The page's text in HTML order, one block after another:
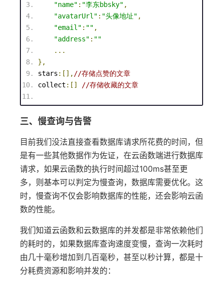
"name" : "李东bbsky" ,
"avatarUrl" : "头像地址" ,
"email" : "" ,
"address" : ""
...
},
stars :[], //存储点赞的文章
collect :[] //存储收藏的文章
三、慢查询与告警
目前我们没法直接查看数据库请求所花费的时间，但
是有一些其他数据作为佐证，在云函数端进行数据库
请求，如果云函数的执行时间超过100ms甚至更
多，则基本可以判定为慢查询，数据库需要优化。这
时，慢查询不仅会影响数据库的性能，还会影响云函
数的性能。
我们知道云函数和云数据库的并发都是非常依赖他们
的耗时的，如果数据库查询速度变慢，查询一次耗时
由几十毫秒增加到几百毫秒，甚至以秒计算，都是十
分耗费资源和影响并发的：